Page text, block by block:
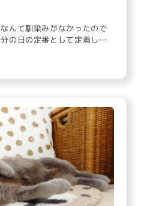
んて馴染みがなかったので
の日の定番として定着して